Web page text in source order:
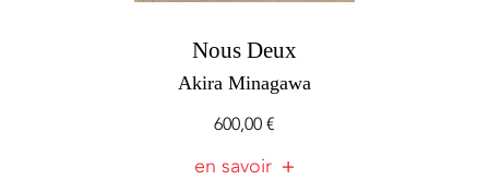
Nous Deux
Akira Minagawa
600,00€
en savoir